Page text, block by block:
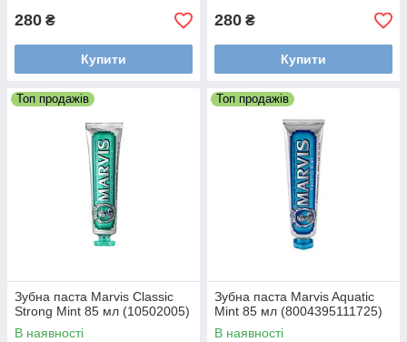
280 ₴
Купити
280 ₴
Купити
Топ продажів
Зубна паста Marvis Classic
Strong Mint 85 мл (10502005)
В наявності
Топ продажів
Зубна паста Marvis Aquatic
Mint 85 мл (8004395111725)
В наявності